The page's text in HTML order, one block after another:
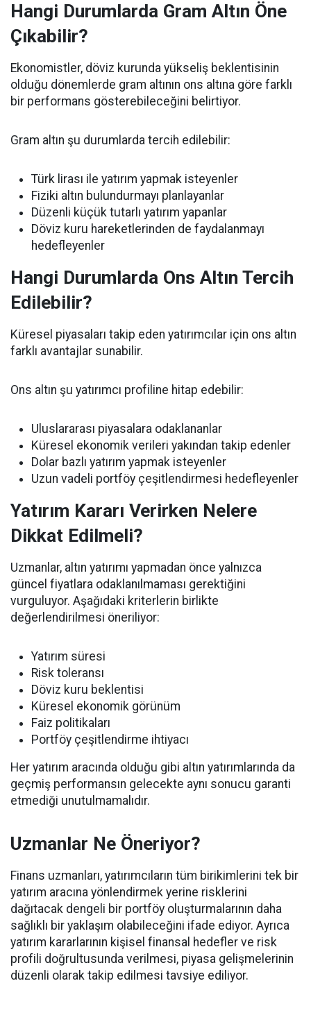
Hangi Durumlarda Gram Altın Öne
Çıkabilir?
Ekonomistler, döviz kurunda yükseliş beklentisinin
olduğu dönemlerde gram altının ons altına göre farklı
bir performans gösterebileceğini belirtiyor.
Gram altın şu durumlarda tercih edilebilir:
Türk lirası ile yatırım yapmak isteyenler
Fiziki altın bulundurmayı planlayanlar
Düzenli küçük tutarlı yatırım yapanlar
Döviz kuru hareketlerinden de faydalanmayı
hedefleyenler
Hangi Durumlarda Ons Altın Tercih
Edilebilir?
Küresel piyasaları takip eden yatırımcılar için ons altın
farklı avantajlar sunabilir.
Ons altın şu yatırımcı profiline hitap edebilir:
Uluslararası piyasalara odaklananlar
Küresel ekonomik verileri yakından takip edenler
Dolar bazlı yatırım yapmak isteyenler
Uzun vadeli portföy çeşitlendirmesi hedefleyenler
Yatırım Kararı Verirken Nelere
Dikkat Edilmeli?
Uzmanlar, altın yatırımı yapmadan önce yalnızca
güncel fiyatlara odaklanılmaması gerektiğini
vurguluyor. Aşağıdaki kriterlerin birlikte
değerlendirilmesi öneriliyor:
Yatırım süresi
Risk toleransı
Döviz kuru beklentisi
Küresel ekonomik görünüm
Faiz politikaları
Portföy çeşitlendirme ihtiyacı
Her yatırım aracında olduğu gibi altın yatırımlarında da
geçmiş performansın gelecekte aynı sonucu garanti
etmediği unutulmamalıdır.
Uzmanlar Ne Öneriyor?
Finans uzmanları, yatırımcıların tüm birikimlerini tek bir
yatırım aracına yönlendirmek yerine risklerini
dağıtacak dengeli bir portföy oluşturmalarının daha
sağlıklı bir yaklaşım olabileceğini ifade ediyor. Ayrıca
yatırım kararlarının kişisel finansal hedefler ve risk
profili doğrultusunda verilmesi, piyasa gelişmelerinin
düzenli olarak takip edilmesi tavsiye ediliyor.